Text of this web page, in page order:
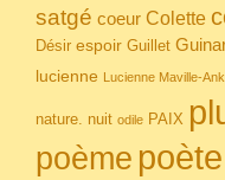
satgé coeur Colette
Désir espoir Guillet
lucienne Lucienne Maville-
nature. nuit odile PAIX
poème poète